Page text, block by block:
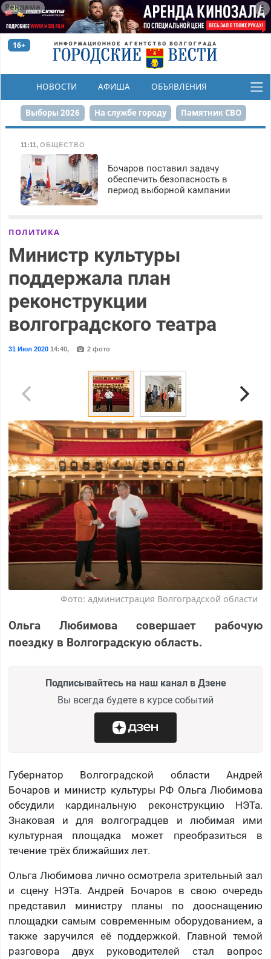
Реклама
16+
НОВОСТИ АФИША ОБЪЯВЛЕНИЯ
КОНКУРСЫ
Выборы 2026 На службе городу Памятник СВО
Набережная День Победы Реконструкция ЦПКиО
80-летие Победы Парк Героев-летчиков
11:11, ОБЩЕСТВО
Бочаров поставил задачу
обеспечить безопасность в
период выборной кампании
ПОЛИТИКА
Министр культуры
поддержала план
реконструкции
волгоградского театра
31 Июл 202014:40, 2 фото
Фото: администрация Волгоградской области
Ольга Любимова совершает рабочую
поездку в Волгоградскую область.
Подписывайтесь на наш канал в Дзене
Вы всегда будете в курсе событий
Губернатор Волгоградской области Андрей
Бочаров и министр культуры РФ Ольга Любимова
обсудили кардинальную реконструкцию НЭТа.
Знаковая и для волгоградцев и любимая ими
культурная площадка может преобразиться в
течение трёх ближайших лет.
Ольга Любимова лично осмотрела зрительный зал
и сцену НЭТа. Андрей Бочаров в свою очередь
представил министру планы по дооснащению
площадки самым современным оборудованием, а
также заручился её поддержкой. Главной темой
разговора двух руководителей стал вопрос